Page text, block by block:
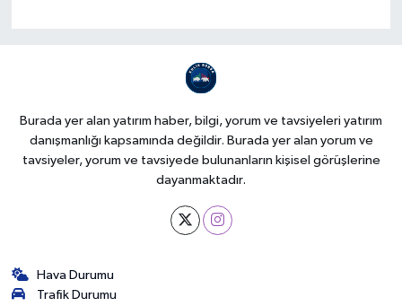
Burada yer alan yatırım haber, bilgi, yorum ve tavsiyeleri yatırım
danışmanlığı kapsamında değildir. Burada yer alan yorum ve
tavsiyeler, yorum ve tavsiyede bulunanların kişisel görüşlerine
dayanmaktadır.
Hava Durumu
Trafik Durumu